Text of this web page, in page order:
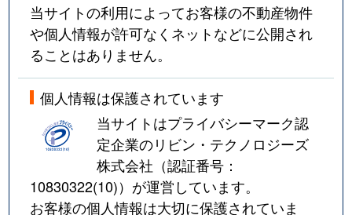
当サイトの利用によってお客様の不動産物件
や個人情報が許可なくネットなどに公開され
ることはありません。
個人情報は保護されています
当サイトはプライバシーマーク認
定企業のリビン・テクノロジーズ
株式会社（認証番号：
10830322(10)）が運営しています。
お客様の個人情報は大切に保護されていま